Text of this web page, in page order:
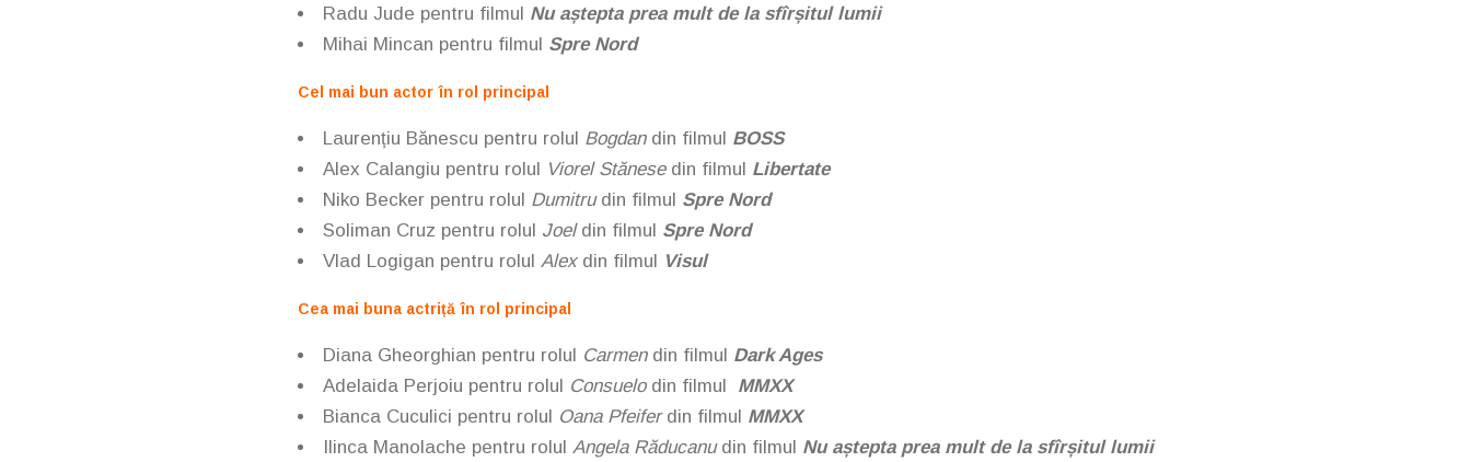
Radu Jude pentru filmul Nu aștepta prea mult de la sfîrșitul lumii
Mihai Mincan pentru filmul Spre Nord
Cel mai bun actor în rol principal
Laurențiu Bănescu pentru rolul Bogdandin filmul BOSS
Alex Calangiu pentru rolul Viorel Stănesedin filmul Libertate
Niko Becker pentru rolul Dumitrudin filmul Spre Nord
Soliman Cruz pentru rolul Joel din filmul Spre Nord
Vlad Logigan pentru rolul Alexdin filmul Visul
Cea mai buna actriță în rol principal
Diana Gheorghian pentru rolul Carmen din filmul Dark Ages
Adelaida Perjoiu pentru rolul Consuelodin filmul MMXX
Bianca Cuculici pentru rolul Oana Pfeiferdin filmul MMXX
Ilinca Manolache pentru rolul Angela Răducanudin filmul Nu aștepta prea mult de la sfîrșitul lumii